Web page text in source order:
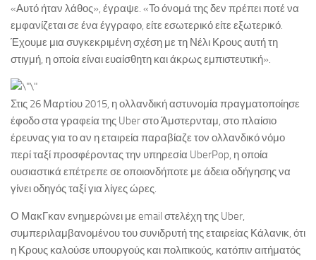
«Αυτό ήταν λάθος», έγραψε. «Το όνομά της δεν πρέπει ποτέ να
εμφανίζεται σε ένα έγγραφο, είτε εσωτερικό είτε εξωτερικό.
Έχουμε μια συγκεκριμένη σχέση με τη Νέλι Κρους αυτή τη
στιγμή, η οποία είναι ευαίσθητη και άκρως εμπιστευτική».
Στις 26 Μαρτίου 2015, η ολλανδική αστυνομία πραγματοποίησε
έφοδο στα γραφεία της Uber στο Άμστερνταμ, στο πλαίσιο
έρευνας για το αν η εταιρεία παραβίαζε τον ολλανδικό νόμο
περί ταξί προσφέροντας την υπηρεσία UberPop, η οποία
ουσιαστικά επέτρεπε σε οποιονδήποτε με άδεια οδήγησης να
γίνει οδηγός ταξί για λίγες ώρες.
Ο ΜακΓκαν ενημερώνει με email στελέχη της Uber,
συμπεριλαμβανομένου του συνιδρυτή της εταιρείας Κάλανικ, ότι
η Κρους καλούσε υπουργούς και πολιτικούς, κατόπιν αιτήματός